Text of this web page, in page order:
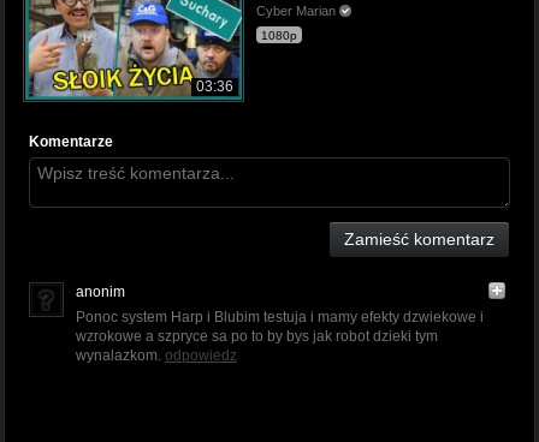
03:36
Cyber Marian
1080p
Komentarze
Zamieść komentarz
anonim
Ponoc system Harp i Blubim testuja i mamy efekty dzwiekowe i
wzrokowe a szpryce sa po to by bys jak robot dzieki tym
wynalazkom. odpowiedz